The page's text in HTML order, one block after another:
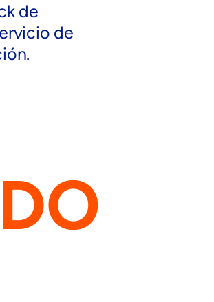
de
de